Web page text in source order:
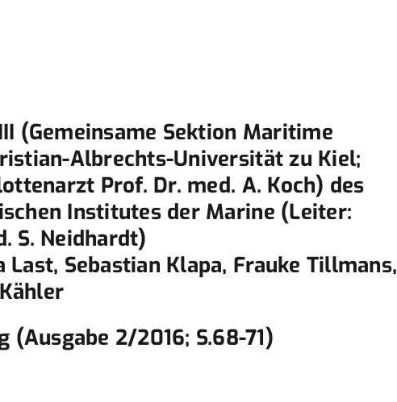
(Gemeinsame Sektion Maritime
Albrechts-Universität zu Kiel;
Prof. Dr. med. A. Koch) des
Institutes der Marine (Leiter:
S. Neidhardt)
Last, Sebastian Klapa, Frauke Tillmans,
(Ausgabe 2/2016; S.68-71)